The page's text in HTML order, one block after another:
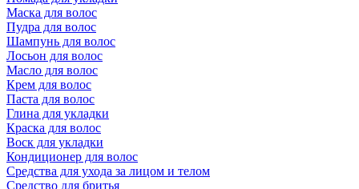
Маска для волос
Пудра для волос
Шампунь для волос
Лосьон для волос
Масло для волос
Крем для волос
Паста для волос
Глина для укладки
Краска для волос
Воск для укладки
Кондиционер для волос
Средства для ухода за лицом и телом
Средство для бритья